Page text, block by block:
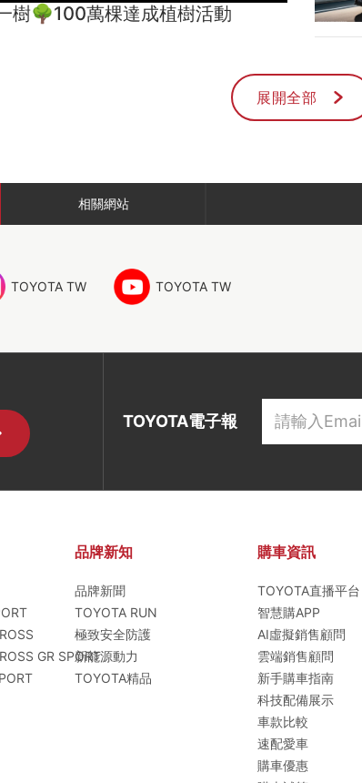
樹🌳100萬棵達成植樹活動
展開全部
相關網站
TOYOTA TW TOYOTA TW
TOYOTA電子報
GR SPORT
品牌新知
品牌新聞
TOYOTA RUN
極致安全防護
新能源動力
TOYOTA精品
購車資訊
TOYOTA直播平台
智慧購APP
AI虛擬銷售顧問
雲端銷售顧問
新手購車指南
科技配備展示
車款比較
速配愛車
購車優惠